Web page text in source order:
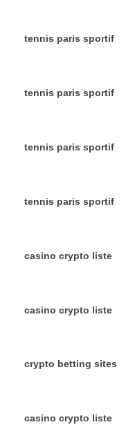
tennis paris sportif
tennis paris sportif
tennis paris sportif
tennis paris sportif
casino crypto liste
casino crypto liste
crypto betting sites
casino crypto liste